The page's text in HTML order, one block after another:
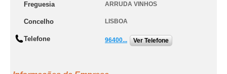
Freguesia ARRUDA VINHOS
Concelho LISBOA
Telefone 96400... Ver Telefone